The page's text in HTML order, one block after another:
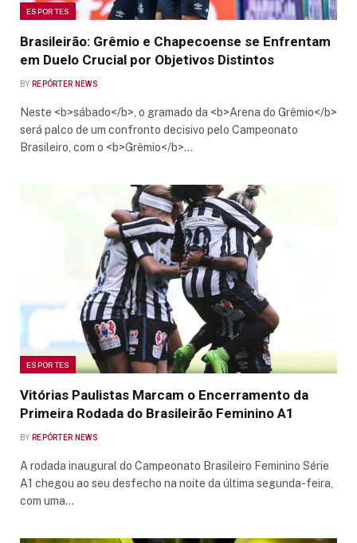
ESPORTES
Brasileirão: Grêmio e Chapecoense se Enfrentam
em Duelo Crucial por Objetivos Distintos
BY REPÓRTER NEWS
Neste <b>sábado</b>, o gramado da <b>Arena do Grêmio</b>
será palco de um confronto decisivo pelo Campeonato
Brasileiro, com o <b>Grêmio</b>…
ESPORTES
Vitórias Paulistas Marcam o Encerramento da
Primeira Rodada do Brasileirão Feminino A1
BY REPÓRTER NEWS
A rodada inaugural do Campeonato Brasileiro Feminino Série
A1 chegou ao seu desfecho na noite da última segunda-feira,
com uma…